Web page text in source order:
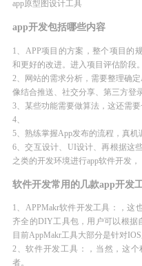
app原型图设计工具
app开发包括哪些内容
1、APP项目的方案，整个项目的
和更好的改进。进入项目评估阶段
2、网站的需求分析，需要整理确
像结合推送、社交分享、第三方登
3、某些功能需要做算法，这还需
4、
5、熟练掌握App发布的流程，真机
6、交互设计、UI设计、再根据这
之类的开发环境进行app软件开发，
软件开发常用的几款app开发
1、APPMakr软件开发工具：，这
齐全的DIY工具包，用户可以根据
目前AppMakr工具大部分是针对IOS
2、软件开发工具：，当然，这
者。